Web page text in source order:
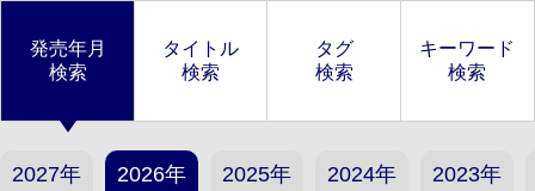
発売年月
検索
タイトル
検索
タグ
検索
キーワード
検索
2027年 2026年 2025年 2024年 2023年